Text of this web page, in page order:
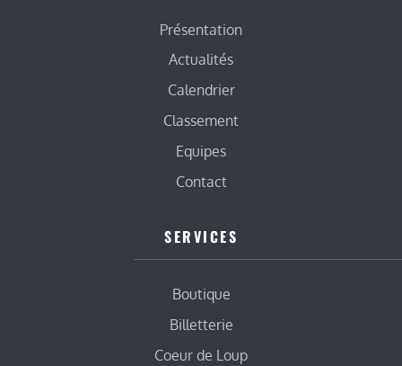
Présentation
Actualités
Calendrier
Classement
Equipes
Contact
SERVICES
Boutique
Billetterie
Coeur de Loup